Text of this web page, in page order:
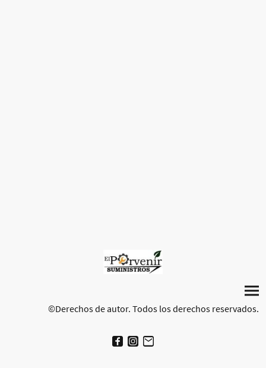
©Derechos de autor. Todos los derechos reservados.